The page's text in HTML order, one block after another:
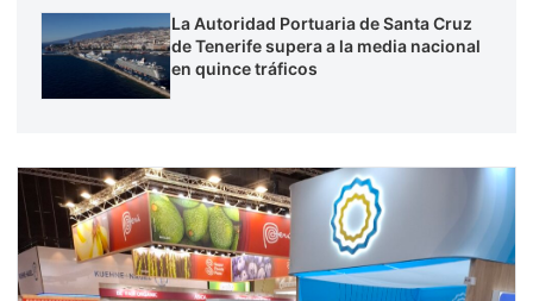
La Autoridad Portuaria de Santa Cruz
de Tenerife supera a la media nacional
en quince tráficos